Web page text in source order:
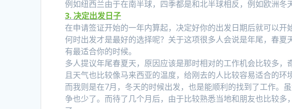
例如纽西兰由于在南半球，四季都是和北半球相反，例如欧洲冬
3. 决定出发日子
在申请签证开始的一年内算起，决定好你的出发日期后就可以开
何时出发才是最好的选择呢？关于这项很多人会说是年尾，春
有最适合你的时候。
多人提议年尾春夏天，原因应该是那时相对的工作机会比较多
且天气也比较像马来西亚的温度，给刚去的人比较容易适合的环
而我则是在7月，冬天的时候出发，也是能顺利的找到了工作。
争也少了。而待了几个月后，由于比较熟悉当地和朋友也比较